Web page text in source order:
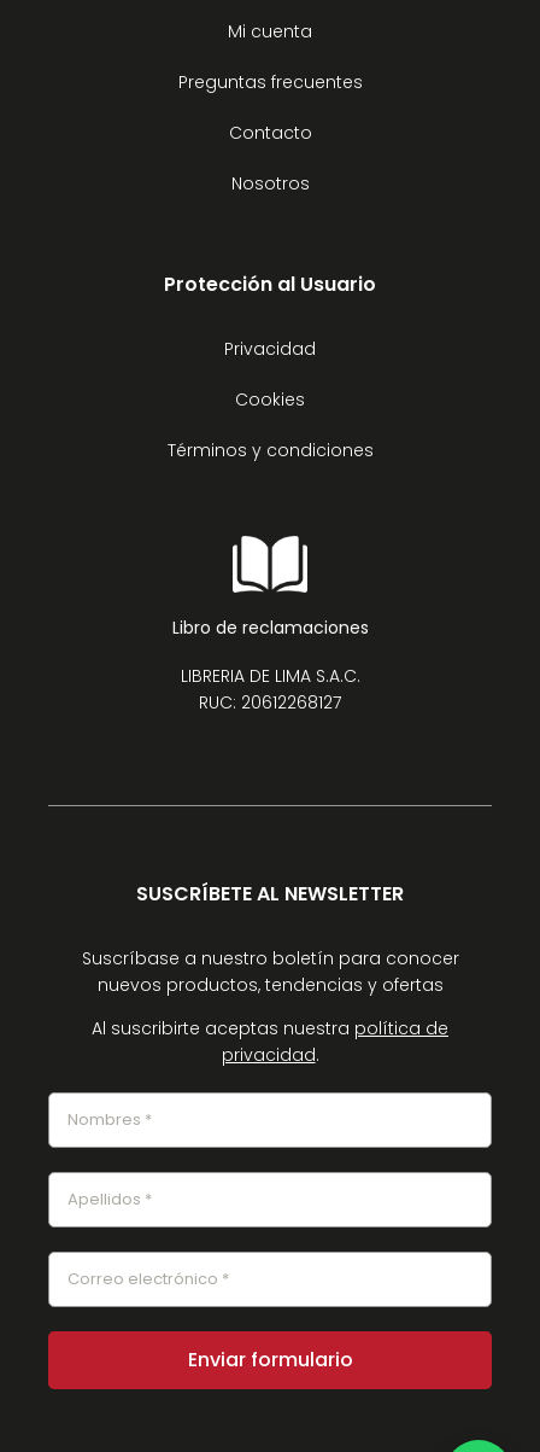
Mi cuenta
Preguntas frecuentes
Contacto
Nosotros
Protección al Usuario
Privacidad
Cookies
Términos y condiciones
Libro de reclamaciones
LIBRERIA DE LIMA S.A.C.
RUC: 20612268127
SUSCRÍBETE AL NEWSLETTER
Suscríbase a nuestro boletín para conocer
nuevos productos, tendencias y ofertas
Al suscribirte aceptas nuestra política de
privacidad.